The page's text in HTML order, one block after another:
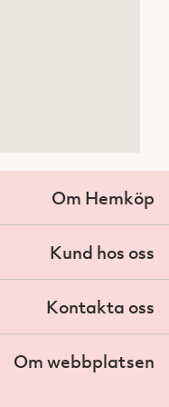
Om Hemköp
Kund hos oss
Kontakta oss
Om webbplatsen